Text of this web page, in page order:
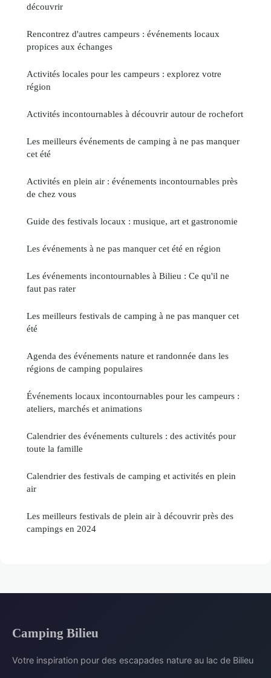
découvrir
Rencontrez d'autres campeurs : événements locaux
propices aux échanges
Activités locales pour les campeurs : explorez votre
région
Activités incontournables à découvrir autour de rochefort
Les meilleurs événements de camping à ne pas manquer
cet été
Activités en plein air : événements incontournables près
de chez vous
Guide des festivals locaux : musique, art et gastronomie
Les événements à ne pas manquer cet été en région
Les événements incontournables à Bilieu : Ce qu'il ne
faut pas rater
Les meilleurs festivals de camping à ne pas manquer cet
été
Agenda des événements nature et randonnée dans les
régions de camping populaires
Événements locaux incontournables pour les campeurs :
ateliers, marchés et animations
Calendrier des événements culturels : des activités pour
toute la famille
Calendrier des festivals de camping et activités en plein
air
Les meilleurs festivals de plein air à découvrir près des
campings en 2024
Camping Bilieu
Votre inspiration pour des escapades nature au lac de Bilieu